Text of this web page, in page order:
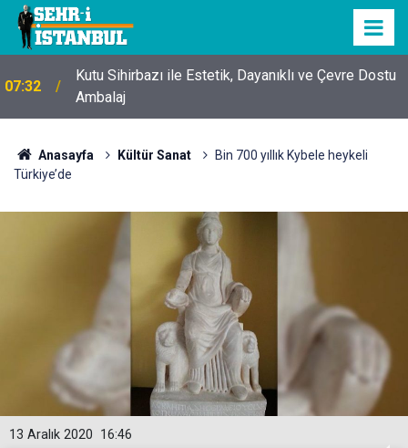
07:32
Kutu Sihirbazı ile Estetik, Dayanıklı ve Çevre Dostu
Ambalaj
Anasayfa Kültür Sanat
Bin 700 yıllık Kybele heykeli
Türkiye’de
16:46
13 Aralık 2020